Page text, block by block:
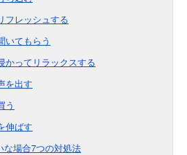
フレッシュする
いてもらう
かってリラックスする
を出す
う
伸ばす
場合7つの対処法